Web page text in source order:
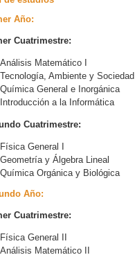
Año:
Cuatrimestre:
Análisis Matemático I
Tecnología, Ambiente y Sociedad
Química General e Inorgánica
Introducción a la Informática
Cuatrimestre:
Física General I
Geometría y Álgebra Lineal
Química Orgánica y Biológica
Año:
Cuatrimestre:
Física General II
Análisis Matemático II